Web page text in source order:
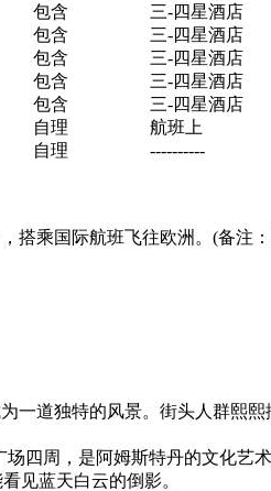
包含
三-四星酒店
包含
三-四星酒店
包含
三-四星酒店
包含
三-四星酒店
包含
三-四星酒店
自理
航班上
自理
----------
搭乘国际航班飞往欧洲。(备注
一道独特的风景。街头人群熙
四周，是阿姆斯特丹的文化艺
见蓝天白云的倒影。